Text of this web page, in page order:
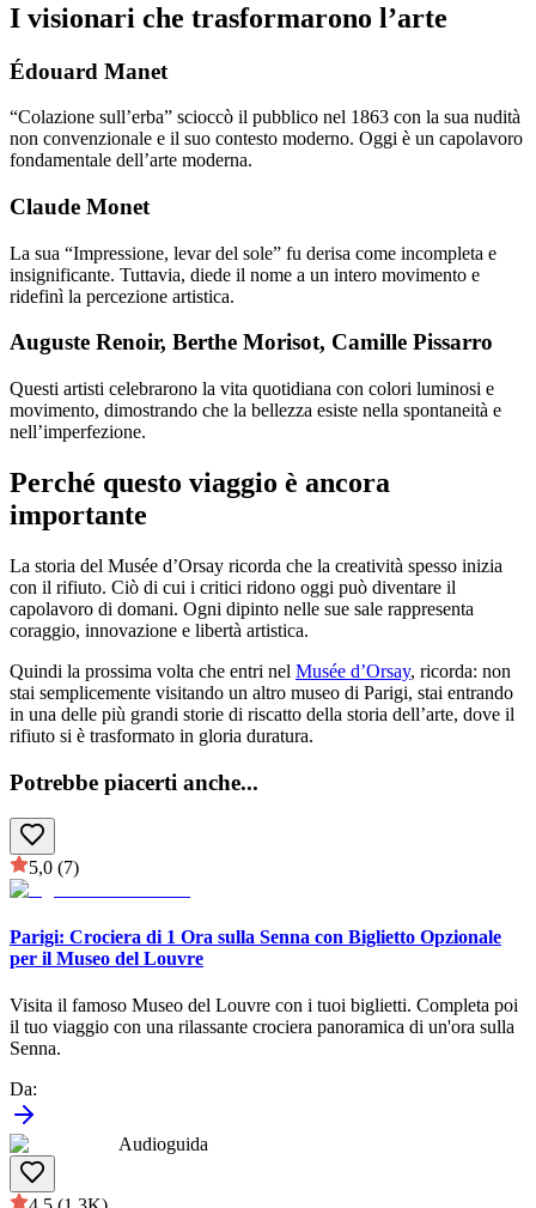
I visionari che trasformarono l’arte
Édouard Manet
“Colazione sull’erba” scioccò il pubblico nel 1863 con la sua nudità
non convenzionale e il suo contesto moderno. Oggi è un capolavoro
fondamentale dell’arte moderna.
Claude Monet
La sua “Impressione, levar del sole” fu derisa come incompleta e
insignificante. Tuttavia, diede il nome a un intero movimento e
ridefinì la percezione artistica.
Auguste Renoir, Berthe Morisot, Camille Pissarro
Questi artisti celebrarono la vita quotidiana con colori luminosi e
movimento, dimostrando che la bellezza esiste nella spontaneità e
nell’imperfezione.
Perché questo viaggio è ancora
importante
La storia del Musée d’Orsay ricorda che la creatività spesso inizia
con il rifiuto. Ciò di cui i critici ridono oggi può diventare il
capolavoro di domani. Ogni dipinto nelle sue sale rappresenta
coraggio, innovazione e libertà artistica.
Quindi la prossima volta che entri nel Musée d’Orsay, ricorda: non
stai semplicemente visitando un altro museo di Parigi, stai entrando
in una delle più grandi storie di riscatto della storia dell’arte, dove il
rifiuto si è trasformato in gloria duratura.
Potrebbe piacerti anche...
5,0 (7)
Parigi: Crociera di 1 Ora sulla Senna con Biglietto Opzionale
per il Museo del Louvre
Visita il famoso Museo del Louvre con i tuoi biglietti. Completa poi
il tuo viaggio con una rilassante crociera panoramica di un'ora sulla
Senna.
Da:
Audioguida